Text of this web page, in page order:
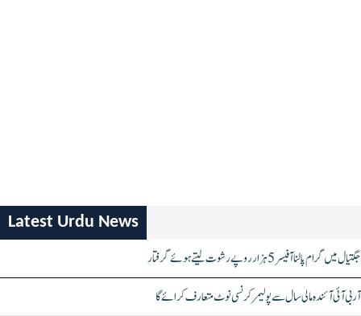
Latest Urdu News
جگتیال میں گرام پالنا آفیسر 5 ہزار روپے رشوت لیتے ہوئے گرفتار
آر بی آئی آئندہ مالی سال سے پولیمر کرنسی نوٹ متعارف کرائے گا